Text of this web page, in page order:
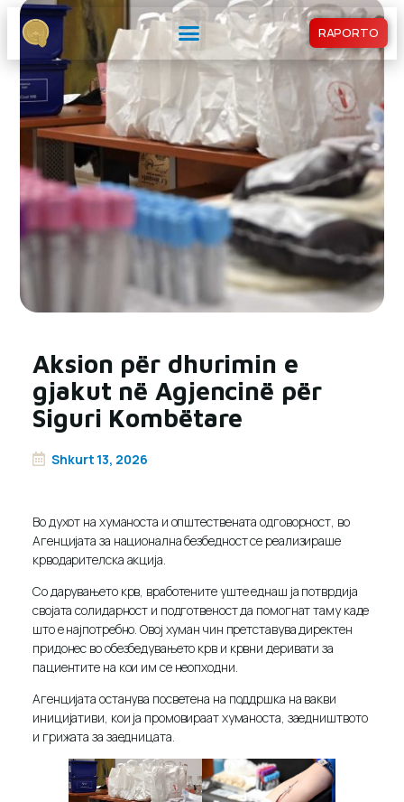
RAPORTO
Aksion për dhurimin e
gjakut në Agjencinë për
Siguri Kombëtare
Shkurt 13, 2026
Во духот на хуманоста и општествената одговорност, во
Агенцијата за национална безбедност се реализираше
крводарителска акција.
Со дарувањето крв, вработените уште еднаш ја потврдија
својата солидарност и подготвеност да помогнат таму каде
што е најпотребно. Овој хуман чин претставува директен
придонес во обезбедувањето крв и крвни деривати за
пациентите на кои им се неопходни.
Агенцијата останува посветена на поддршка на вакви
иницијативи, кои ја промовираат хуманоста, заедништвото
и грижата за заедницата.